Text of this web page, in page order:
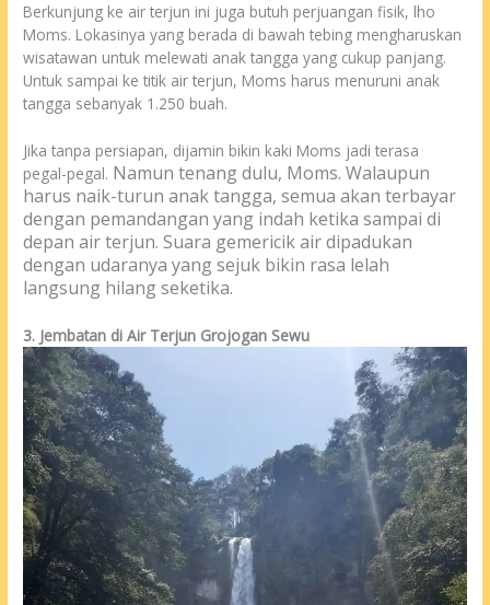
Berkunjung ke air terjun ini juga butuh perjuangan fisik, lho
Moms. Lokasinya yang berada di bawah tebing mengharuskan
wisatawan untuk melewati anak tangga yang cukup panjang.
Untuk sampai ke titik air terjun, Moms harus menuruni anak
tangga sebanyak 1.250 buah.
Jika tanpa persiapan, dijamin bikin kaki Moms jadi terasa
pegal-pegal. Namun tenang dulu, Moms. Walaupun
harus naik-turun anak tangga, semua akan terbayar
dengan pemandangan yang indah ketika sampai di
depan air terjun.Suara gemericik air dipadukan
dengan udaranya yang sejuk bikin rasa lelah
langsung hilang seketika.
3. Jembatan di Air Terjun Grojogan Sewu